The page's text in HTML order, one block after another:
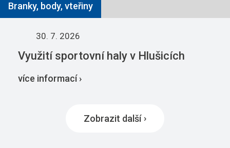
Branky, body, vteřiny
30. 7. 2026
Využití sportovní haly v Hlušicích
více informací ›
Zobrazit další